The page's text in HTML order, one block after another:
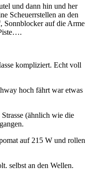
und dann hin und her
Scheuerrstellen an den
Sonnblocker auf die Arme
kompliziert. Echt voll
hoch fährt war etwas
(ähnlich wie die
auf 215 W und rollen
selbst an den Wellen.